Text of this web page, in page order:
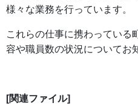
様々な業務を行っています。
これらの仕事に携わっている
容や職員数の状況についてお
[関連ファイル]